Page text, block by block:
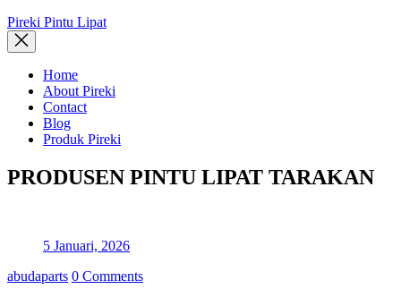
Pireki Pintu Lipat
Home
About Pireki
Contact
Blog
Produk Pireki
PRODUSEN PINTU LIPAT TARAKAN
5 Januari, 2026
abudaparts 0 Comments